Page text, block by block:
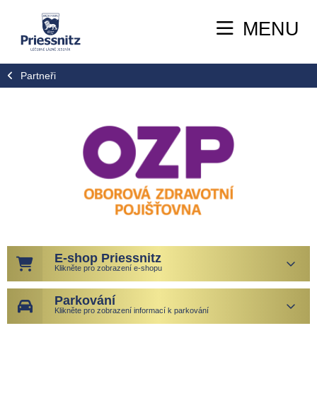
MENU
Partneři
E-shop Priessnitz
Klikněte pro zobrazení e-shopu
Parkování
Klikněte pro zobrazení informací k parkování